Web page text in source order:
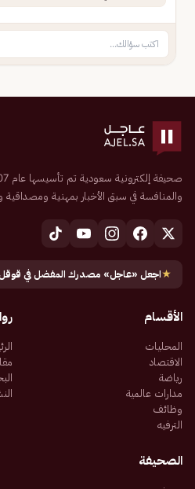
والمنافسة في سبق الأخبار بمهنية
★اجعل «عاجل» مصدرك المفضل في
الأقسام
المحليات
الاقتصاد
رياضة
مدارات عالمية
وظائف
الترفيه
الصحيفة